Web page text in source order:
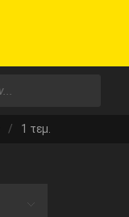
/ 1 τεμ.